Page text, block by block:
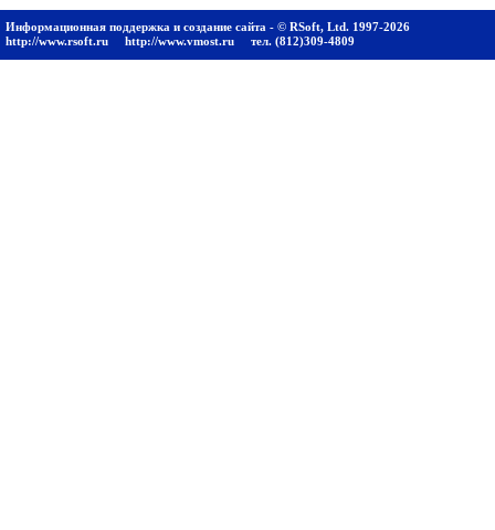
Информационная поддержка и создание сайта - © RSoft, Ltd. 1997-2026
http://www.rsoft.ru
http://www.vmost.ru тел. (812)309-4809